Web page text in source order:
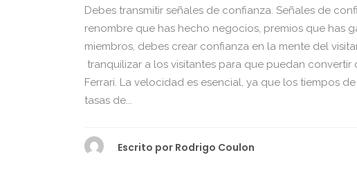
Debes transmitir señales de confianza. Señales de
renombre que has hecho negocios, premios que has
miembros, debes crear confianza en la mente del
tranquilizar a los visitantes para que puedan
Ferrari. La velocidad es esencial, ya que los tiempos
tasas de...
Escrito por Rodrigo Coulon